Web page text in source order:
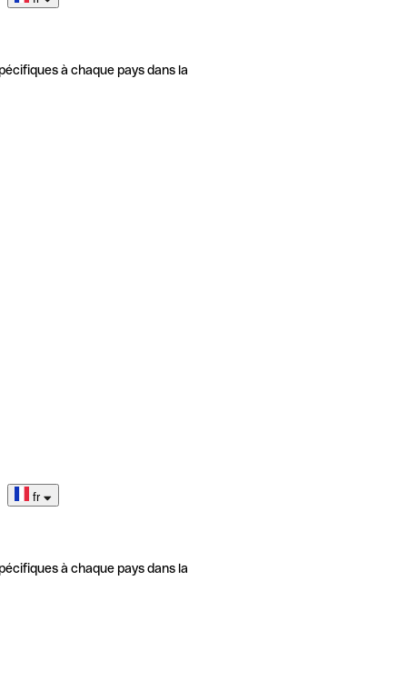
à chaque pays dans la
fr
à chaque pays dans la